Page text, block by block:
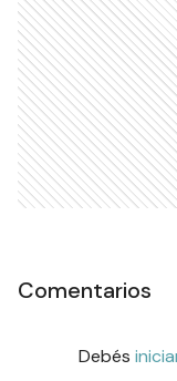
Comentarios
Debés